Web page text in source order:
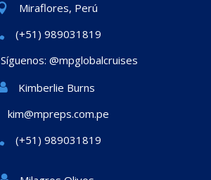
Miraflores, Perú
(+51) 989031819
Síguenos: @mpglobalcruises
Kimberlie Burns
kim@mpreps.com.pe
(+51) 989031819